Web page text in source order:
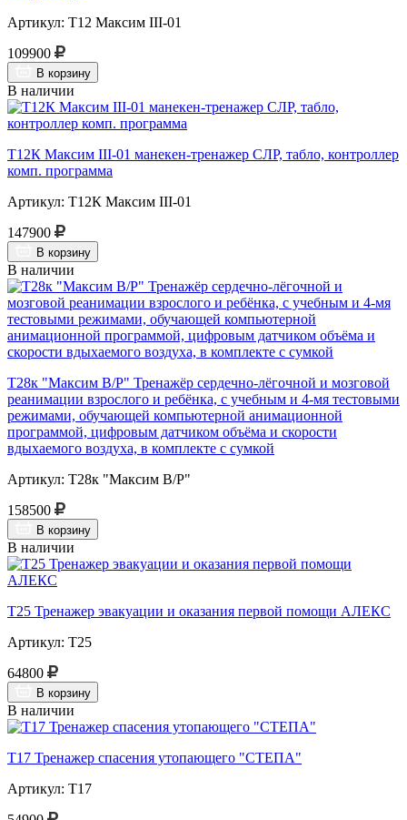
Артикул: Т12 Максим III-01
109900
В корзину
В наличии
Т12К Максим III-01 манекен-тренажер СЛР, табло, контроллер
комп. программа
Артикул: Т12К Максим III-01
147900
В корзину
В наличии
Т28к "Максим В/Р" Тренажёр сердечно-лёгочной и мозговой
реанимации взрослого и ребёнка, с учебным и 4-мя тестовыми
режимами, обучающей компьютерной анимационной
программой, цифровым датчиком объёма и скорости
вдыхаемого воздуха, в комплекте с сумкой
Артикул: Т28к "Максим В/Р"
158500
В корзину
В наличии
Т25 Тренажер эвакуации и оказания первой помощи АЛЕКС
Артикул: Т25
64800
В корзину
В наличии
Т17 Тренажер спасения утопающего "СТЕПА"
Артикул: Т17